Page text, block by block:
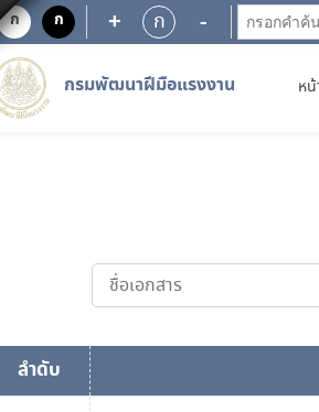
ก ก + ก -
กรมพัฒนาฝีมือแรงงาน ห
ลำดับ